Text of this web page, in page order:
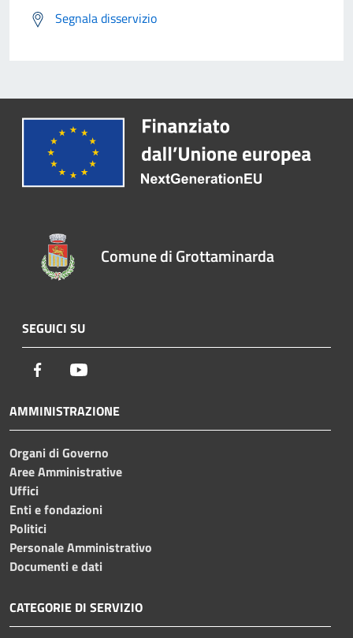
Segnala disservizio
Comune di Grottaminarda
SEGUICI SU
Facebook
AMMINISTRAZIONE
Organi di Governo
Aree Amministrative
Uffici
Enti e fondazioni
Politici
Personale Amministrativo
Documenti e dati
CATEGORIE DI SERVIZIO